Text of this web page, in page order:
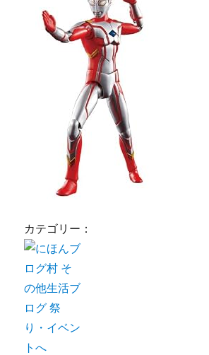
カテゴリー：